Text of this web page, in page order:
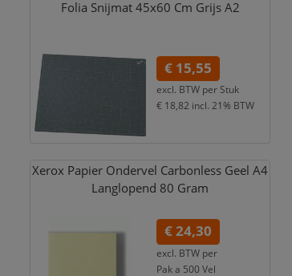
Folia Snijmat 45x60 Cm Grijs A2
€ 15,55
excl. BTW per Stuk
€ 18,82 incl. 21% BTW
Xerox Papier Ondervel Carbonless Geel A4
Langlopend 80 Gram
€ 24,30
excl. BTW per
Pak a 500 Vel